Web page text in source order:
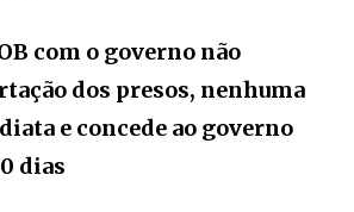
com o governo não
dos presos, nenhuma
e concede ao governo
dias